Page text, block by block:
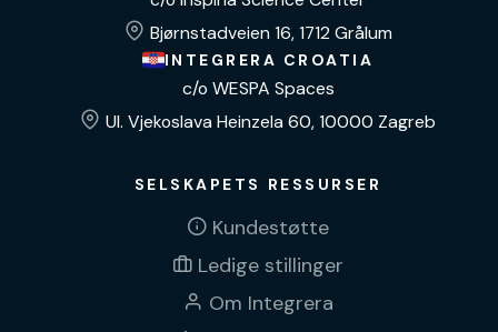
Bjørnstadveien 16, 1712 Grålum
INTEGRERA CROATIA
c/o WESPA Spaces
Ul. Vjekoslava Heinzela 60, 10000 Zagreb
SELSKAPETS RESSURSER
Kundestøtte
Ledige stillinger
Om Integrera